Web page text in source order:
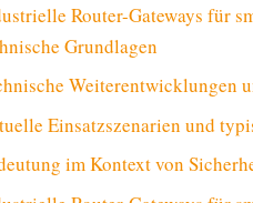
Router-Gateways für
Grundlagen
Weiterentwicklungen
Einsatzszenarien und
im Kontext von